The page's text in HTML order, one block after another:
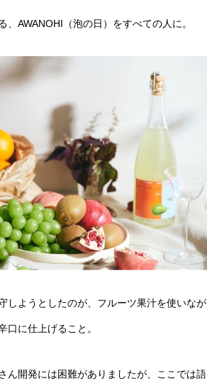
、AWANOHI（泡の日）をすべての人に。
しようとしたのが、フルーツ果汁を使いなが
口に仕上げること。
ん開発には困難がありましたが、ここでは語